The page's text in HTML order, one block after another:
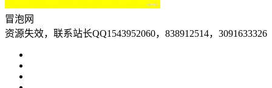
冒泡网
资源失效，联系站长QQ1543952060，838912514，3091633326